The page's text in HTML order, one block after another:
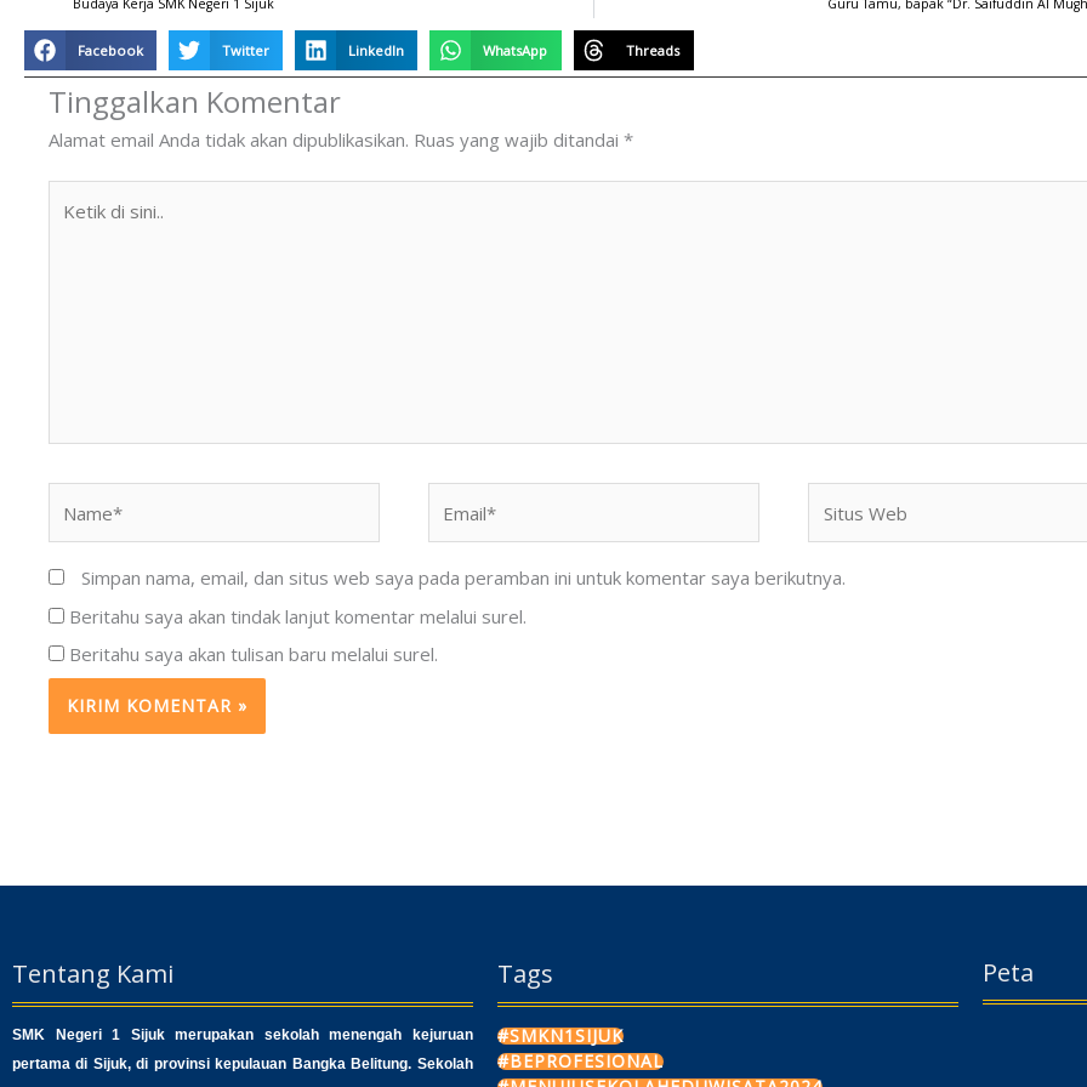
Facebook Twitter LinkedIn WhatsApp Threads
Tinggalkan Komentar
Alamat email Anda tidak akan dipublikasikan. Ruas yang wajib ditandai *
Web
Simpan nama, email, dan situs web saya pada peramban ini untuk komentar saya berikutnya.
Beritahu saya akan tindak lanjut komentar melalui surel.
Beritahu saya akan tulisan baru melalui surel.
Tentang Kami
SMK Negeri 1 Sijuk merupakan sekolah menengah kejuruan
pertama di Sijuk, di provinsi kepulauan Bangka Belitung. Sekolah
Tags
#SMKN1SIJUK
#BEPROFESIONAL
Peta